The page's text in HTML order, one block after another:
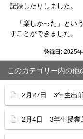
記録したりしました。
「楽しかった」とい
すことができました。
登録日: 2025
このカテゴリー内の他
2月27日 3年生出
2月4日 3年生授業